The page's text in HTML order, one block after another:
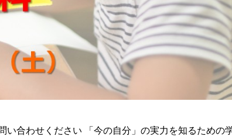
い合わせください 「今の自分」の実力を知るための